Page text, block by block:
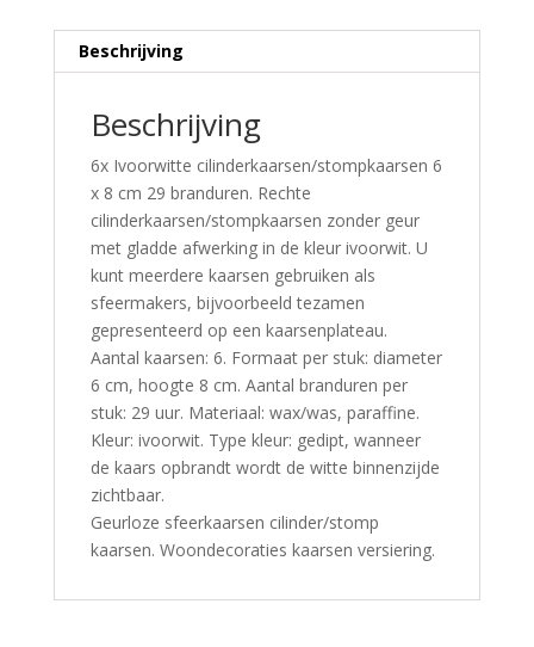
Beschrijving
Beschrijving
6x Ivoorwitte cilinderkaarsen/stompkaarsen 6
x 8 cm 29 branduren. Rechte
cilinderkaarsen/stompkaarsen zonder geur
met gladde afwerking in de kleur ivoorwit. U
kunt meerdere kaarsen gebruiken als
sfeermakers, bijvoorbeeld tezamen
gepresenteerd op een kaarsenplateau.
Aantal kaarsen: 6. Formaat per stuk: diameter
6 cm, hoogte 8 cm. Aantal branduren per
stuk: 29 uur. Materiaal: wax/was, paraffine.
Kleur: ivoorwit. Type kleur: gedipt, wanneer
de kaars opbrandt wordt de witte binnenzijde
zichtbaar.
Geurloze sfeerkaarsen cilinder/stomp
kaarsen. Woondecoraties kaarsen versiering.